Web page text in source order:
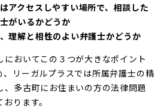
アクセスしやすい場所で、相談した
がいるかどうか
理解と相性のよい弁護士かどうか
においてこの３つが大きなポイント
、リーガルプラスでは所属弁護士の精
、多古町にお住まいの方の法律問題
ります。